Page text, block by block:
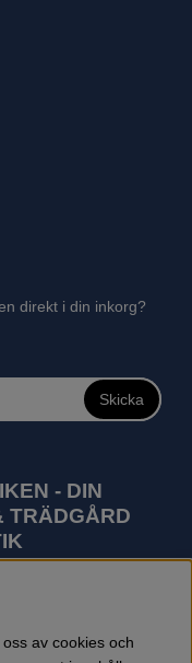
direkt i din inkorg?
Skicka
- DIN
TRÄDGÅRD
och
robotgräsklippare,
åkgräsklippare,
av cookies och